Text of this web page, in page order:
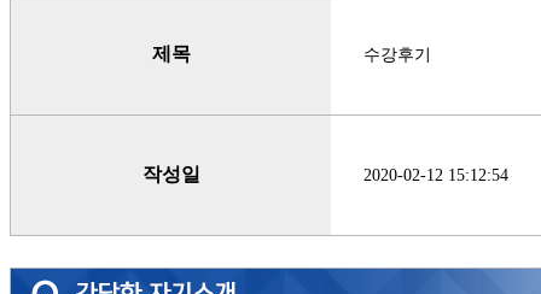
제목 수강후기
작성일 2020-02-12 15:12:54